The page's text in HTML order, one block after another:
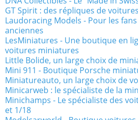
GT Spirit : des répliques de
Laudoracing Models - Pour les
anciennes
LesMiniatures - Une boutique en
voitures miniatures
Little Bolide, un large choix de
Mini 911 - Boutique Porsche
Miniatureauto, un large choix de
Minicarweb : le spécialiste de la
Minichamps - Le spécialiste des
et 1/18